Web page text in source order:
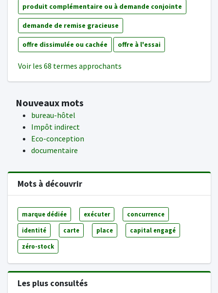
produit complémentaire ou à demande conjointe
demande de remise gracieuse
offre dissimulée ou cachée offre à l'essai
Voir les 68 termes approchants
Nouveaux mots
bureau-hôtel
Impôt indirect
Eco-conception
documentaire
Mots à découvrir
marque dédiée exécuter concurrence
identité carte place capital engagé
zéro-stock
Les plus consultés